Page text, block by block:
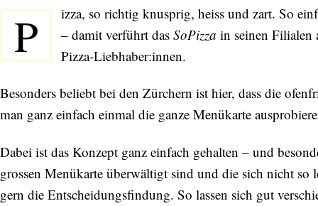
P
izza, so richtig knusprig, heiss und zart. So
– damit verführt das SoPizza in seinen Filialen
Pizza-Liebhaber:innen.
Besonders beliebt bei den Zürchern ist hier, dass die
man ganz einfach einmal die ganze Menükarte
Dabei ist das Konzept ganz einfach gehalten – und
grossen Menükarte überwältigt sind und die sich nicht so
gern die Entscheidungsfindung. So lassen sich gut